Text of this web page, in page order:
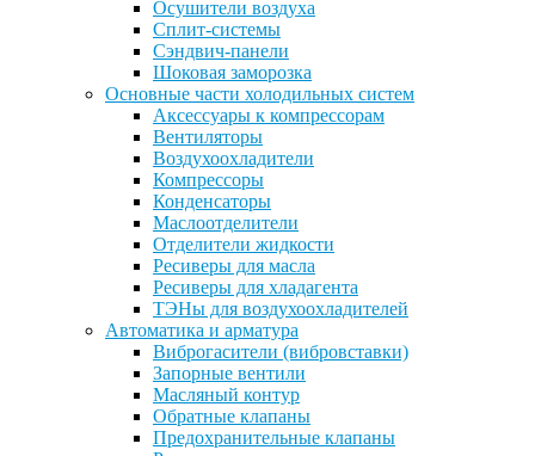
Осушители воздуха
Сплит-системы
Сэндвич-панели
Шоковая заморозка
Основные части холодильных систем
Аксессуары к компрессорам
Вентиляторы
Воздухоохладители
Компрессоры
Конденсаторы
Маслоотделители
Отделители жидкости
Ресиверы для масла
Ресиверы для хладагента
ТЭНы для воздухоохладителей
Автоматика и арматура
Виброгасители (вибровставки)
Запорные вентили
Масляный контур
Обратные клапаны
Предохранительные клапаны